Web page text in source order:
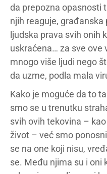
da prepozna opasnosti
njih reaguje, građanska
ljudska prava svih onih
uskraćena… za sve ove
mnogo više ljudi nego
da uzme, podla mala
Kako je moguće da to
smo se u trenutku
svih ovih tekovina –
život – već smo
se na one koji nisu,
se. Među njima su i oni